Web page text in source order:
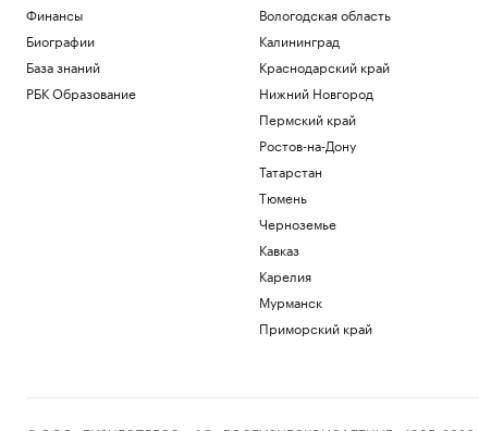
Финансы
Биографии
База знаний
РБК Образование
Вологодская область
Калининград
Краснодарский край
Нижний Новгород
Пермский край
Ростов-на-Дону
Татарстан
Тюмень
Черноземье
Кавказ
Карелия
Мурманск
Приморский край